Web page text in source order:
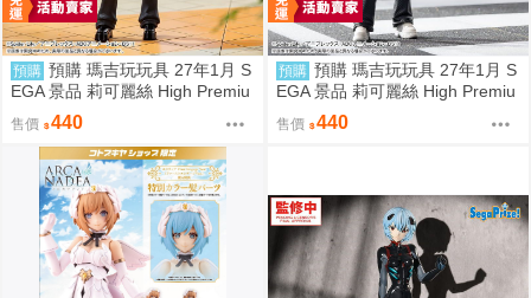
預購 預購 瑪吉玩玩具 27年1月 S
EGA 景品 莉可麗絲 High Premiu
m 錦木千束 STREET SNAP
售價 440
預購 預購 瑪吉玩玩具 27年1月 S
EGA 景品 莉可麗絲 High Premiu
m 井之上瀧奈 STREET SNAP
售價 440